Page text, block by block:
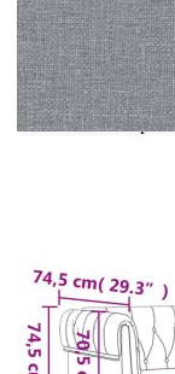
Цвят:
шперплат,
Общи
x В)